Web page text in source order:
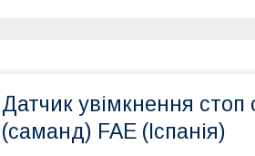
Датчик увімкнення стоп
(саманд) FAE (Іспанія)